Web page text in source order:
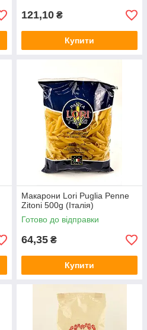
121,10 ₴
Купити
Макарони Lori Puglia Penne
Zitoni 500g (Італія)
Готово до відправки
64,35 ₴
Купити